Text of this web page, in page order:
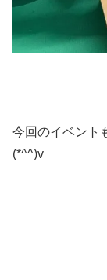
今回のイベント
(*^^)v